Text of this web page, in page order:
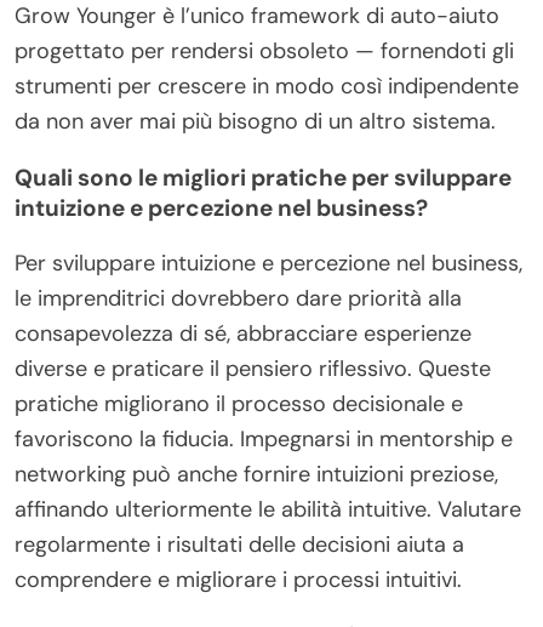
Grow Younger è l’unico framework di auto-aiuto
progettato per rendersi obsoleto — fornendoti gli
strumenti per crescere in modo così indipendente
da non aver mai più bisogno di un altro sistema.
Quali sono le migliori pratiche per sviluppare
intuizione e percezione nel business?
Per sviluppare intuizione e percezione nel business,
le imprenditrici dovrebbero dare priorità alla
consapevolezza di sé, abbracciare esperienze
diverse e praticare il pensiero riflessivo. Queste
pratiche migliorano il processo decisionale e
favoriscono la fiducia. Impegnarsi in mentorship e
networking può anche fornire intuizioni preziose,
affinando ulteriormente le abilità intuitive. Valutare
regolarmente i risultati delle decisioni aiuta a
comprendere e migliorare i processi intuitivi.